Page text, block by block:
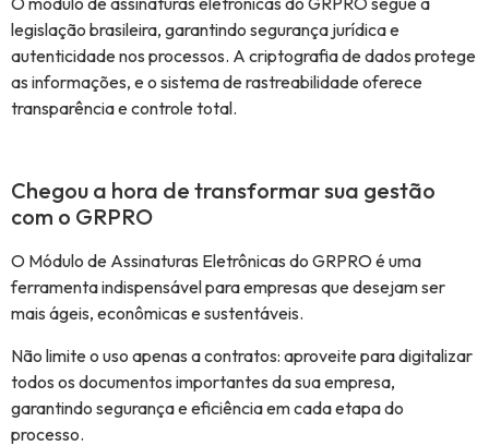
legislação brasileira, garantindo segurança jurídica e
autenticidade nos processos. A criptografia de dados protege
as informações, e o sistema de rastreabilidade oferece
transparência e controle total.
Chegou a hora de transformar sua gestão
com o GRPRO
O Módulo de Assinaturas Eletrônicas do GRPRO é uma
ferramenta indispensável para empresas que desejam ser
mais ágeis, econômicas e sustentáveis.
Não limite o uso apenas a contratos: aproveite para digitalizar
todos os documentos importantes da sua empresa,
garantindo segurança e eficiência em cada etapa do
processo.